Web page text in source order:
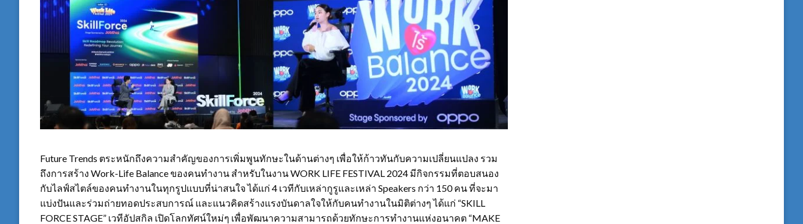
Future Trends ตระหนักถึงความสำคัญของการเพิ่มพูนทักษะในด้านต่างๆ เพื่อให้ก้าวทันกับความเปลี่ยนแปลง รวม
ถึงการสร้าง Work-Life Balanceของคนทำงาน สำหรับในงานWORK LIFE FESTIVAL 2024 มีกิจกรรมที่ตอบสนอง
กับไลฟ์สไตล์ของคนทำงานในทุกรูปแบบที่น่าสนใจ ได้แก่ 4 เวทีกับเหล่ากูรูและเหล่า Speakers กว่า 150คน ที่จะมา
แบ่งปันและร่วมถ่ายทอดประสบการณ์ และแนวคิดสร้างแรงบันดาลใจให้กับคนทำงานในมิติต่างๆ ได้แก่ “SKILL
FORCE STAGE” เวทีอัปสกิล เปิดโลกทัศน์ใหม่ๆ เพื่อพัฒนาความสามารถด้วยทักษะการทำงานแห่งอนาคต “MAKE